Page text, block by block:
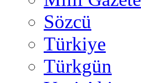
Sözcü
Türkiye
Türkgün